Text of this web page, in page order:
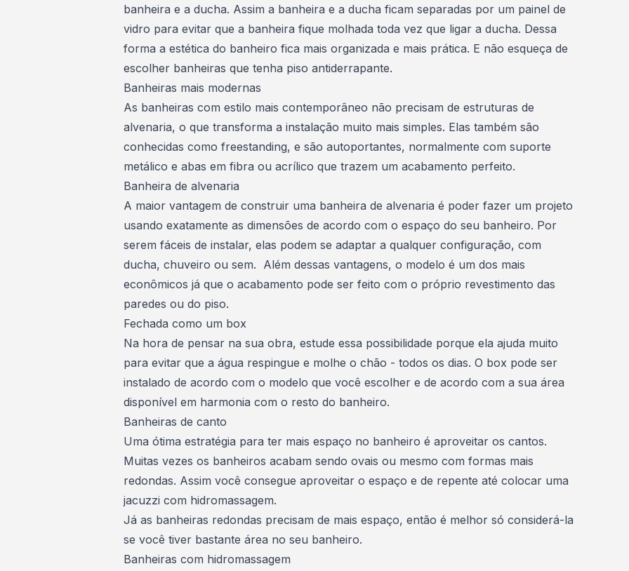
banheira e a ducha. Assim a banheira e a ducha ficam separadas por um painel de
vidro para evitar que a banheira fique molhada toda vez que ligar a ducha. Dessa
forma a estética do banheiro fica mais organizada e mais prática. E não esqueça de
escolher banheiras que tenha piso antiderrapante.
Banheiras mais modernas
As banheiras com estilo mais contemporâneo não precisam de estruturas de
alvenaria, o que transforma a instalação muito mais simples. Elas também são
conhecidas como freestanding, e são autoportantes, normalmente com suporte
metálico e abas em fibra ou acrílico que trazem um acabamento perfeito.
Banheira de alvenaria
A maior vantagem de construir uma banheira de alvenaria é poder fazer um projeto
usando exatamente as dimensões de acordo com o espaço do seu banheiro. Por
serem fáceis de instalar, elas podem se adaptar a qualquer configuração, com
ducha, chuveiro ou sem. Além dessas vantagens, o modelo é um dos mais
econômicos já que o acabamento pode ser feito com o próprio revestimento das
paredes ou do piso.
Fechada como um box
Na hora de pensar na sua obra, estude essa possibilidade porque ela ajuda muito
para evitar que a água respingue e molhe o chão - todos os dias. O box pode ser
instalado de acordo com o modelo que você escolher e de acordo com a sua área
disponível em harmonia com o resto do banheiro.
Banheiras de canto
Uma ótima estratégia para ter mais espaço no banheiro é aproveitar os cantos.
Muitas vezes os banheiros acabam sendo ovais ou mesmo com formas mais
redondas. Assim você consegue aproveitar o espaço e de repente até colocar uma
jacuzzi com hidromassagem.
Já as banheiras redondas precisam de mais espaço, então é melhor só considerá-la
se você tiver bastante área no seu banheiro.
Banheiras com hidromassagem